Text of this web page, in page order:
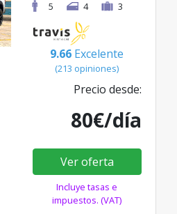
5
4 3
9.66 Excelente
(213 opiniones)
Precio desde:
80€/día
Ver oferta
Incluye tasas e
impuestos. (VAT)